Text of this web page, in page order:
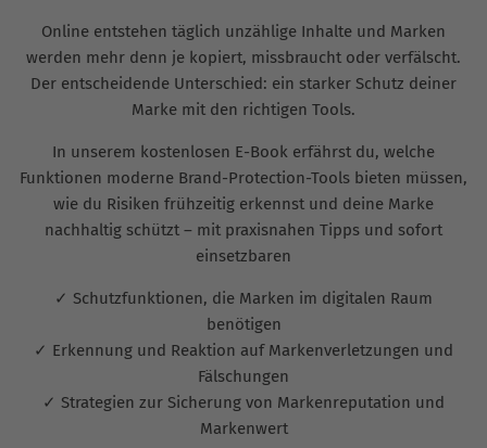
Online entstehen täglich unzählige Inhalte und Marken
werden mehr denn je kopiert, missbraucht oder verfälscht.
Der entscheidende Unterschied: ein starker Schutz deiner
Marke mit den richtigen Tools.
In unserem kostenlosen E-Book erfährst du, welche
Funktionen moderne Brand-Protection-Tools bieten müssen,
wie du Risiken frühzeitig erkennst und deine Marke
nachhaltig schützt – mit praxisnahen Tipps und sofort
einsetzbaren
✓ Schutzfunktionen, die Marken im digitalen Raum
benötigen
✓ Erkennung und Reaktion auf Markenverletzungen und
Fälschungen
✓ Strategien zur Sicherung von Markenreputation und
Markenwert